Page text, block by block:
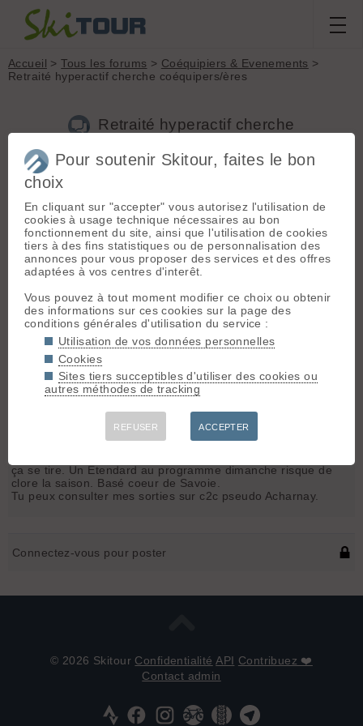
Accueil >Tous les forums > Coéquipiers & Evenements >
Retraité hyperactif cherche coéquipers/ères
Retraité hyperactif cherche
Freebird[10posts] - Le 03/06/2026 08:18
Jeune retraité très actif en montagne (près de 200 sorties/an
en ski alpinisme, rando alpine, un peu d'alpinisme, un peu de
skating) cherche profil H/F similaire disponible en semaine sur
débordements en Isère, Hautes-Alpes voire
Ubaye/Mercantour, mais aussi Ouest Suisse (VD, VS, BE...) et
Italie (Val d'Aoste, Piémont,...). Rythme en rapport avec l'âge
entre 350 et 450 m/h, D+ type 850 à 1.100 m, D+ max 1600
m. Merci de me contacter prioritairement en MP ou
directement via osmo6 at free.fr
ça se tire. Un Etendard au programme dimanche risque de
clore la saison. Basé coeur de Savoie.
Tu peux consulter mes sorties sur c2c pseudo Acharnay.
Connectez-vous pour poster
© 2026 Skitour Confidentialité API Contribuez ❤️
Contact admin
Pour soutenir Skitour, faites le bon
choix
En cliquant sur "accepter" vous autorisez l'utilisation de
cookies à usage technique nécessaires au bon
fonctionnement du site, ainsi que l'utilisation de cookies
tiers à des fins statistiques ou de personnalisation des
annonces pour vous proposer des services et des offres
adaptées à vos centres d'interêt.
Vous pouvez à tout moment modifier ce choix ou obtenir
des informations sur ces cookies sur la page des
conditions générales d'utilisation du service :
Utilisation de vos données personnelles
Cookies
Sites tiers succeptibles d'utiliser des cookies ou
autres méthodes de tracking
REFUSER ACCEPTER